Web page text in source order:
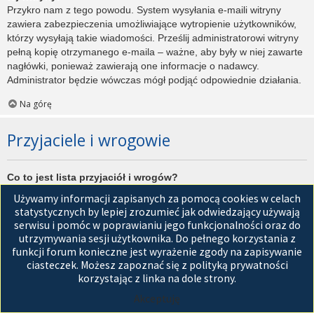
Przykro nam z tego powodu. System wysyłania e-maili witryny
zawiera zabezpieczenia umożliwiające wytropienie użytkowników,
którzy wysyłają takie wiadomości. Prześlij administratorowi witryny
pełną kopię otrzymanego e-maila – ważne, aby były w niej zawarte
nagłówki, ponieważ zawierają one informacje o nadawcy.
Administrator będzie wówczas mógł podjąć odpowiednie działania.
Na górę
Przyjaciele i wrogowie
Co to jest lista przyjaciół i wrogów?
użytkowników witryny. Użytkownicy dodani do listy przyjaciół będą
wyświetleni na karciePrzyjacieleznajdującej się w panelu
zarządzania kontem. Z tego poziomu można szybko sprawdzić ich
status, a także wysłać prywatną wiadomość. Zależnie od
używanego stylu witryny, posty tych użytkowników mogą być
wyróżniane. Jeśli użytkownik zostanie dodany do listy wrogów,
Używamy informacji zapisanych za pomocą cookies w celach
statystycznych by lepiej zrozumieć jak odwiedzający używają
serwisu i pomóc w poprawianiu jego funkcjonalności oraz do
utrzymywania sesji użytkownika. Do pełnego korzystania z
funkcji forum konieczne jest wyrażenie zgody na zapisywanie
ciasteczek. Możesz zapoznać się z polityką prywatności
korzystając z linka na dole strony.
Akceptuję